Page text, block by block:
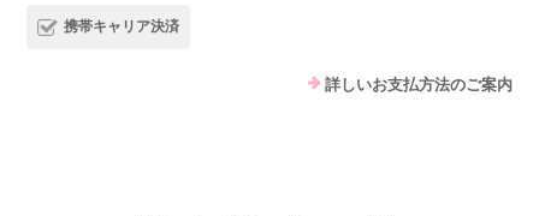
携帯キャリア決済
詳しいお支払方法のご案内